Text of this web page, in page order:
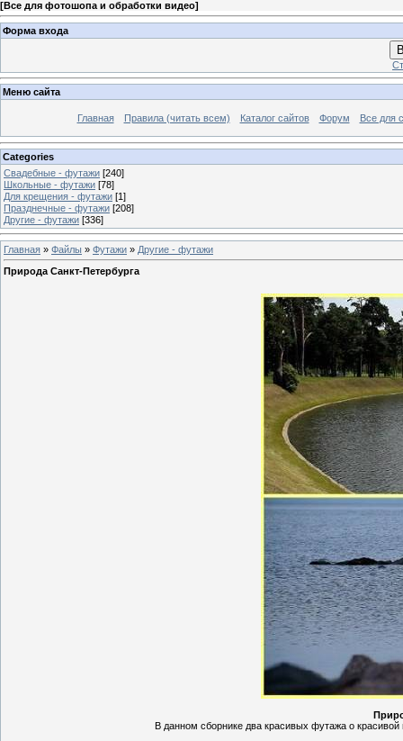
[Все для фотошопа и обработки видео]
Форма входа
Меню сайта
Главная Правила (читать всем) Каталог сайтов Форум Все для
Categories
Свадебные - футажи [240]
Школьные - футажи [78]
Для крещения - футажи [1]
Празднечные - футажи [208]
Другие - футажи [336]
Главная » Файлы » Футажи » Другие - футажи
Природа Санкт-Петербурга
В данном сборнике два красивых футажа о